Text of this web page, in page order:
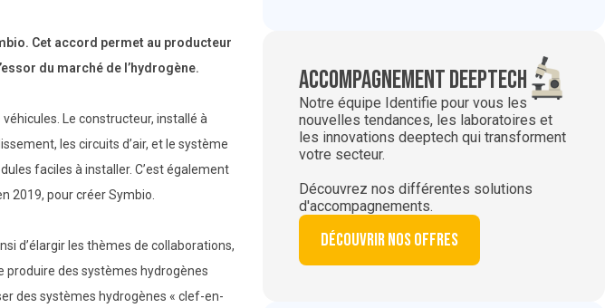
Cet accord permet au producteur
du marché de l’hydrogène.
Le constructeur, installé à
les circuits d’air, et le système
faciles à installer. C’est également
2019, pour créer Symbio.
d’élargir les thèmes de collaborations,
produire des systèmes hydrogènes
des systèmes hydrogènes « clef-en-
Accompagnement deeptech
Notre équipe Identifie pour vous les
nouvelles tendances, les laboratoires et
les innovations deeptech qui transforment
votre secteur.
Découvrez nos différentes solutions
d'accompagnements.
Découvrir nos offres